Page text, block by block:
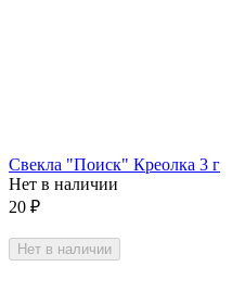
Свекла "Поиск" Креолка 3 г
Нет в наличии
20 ₽
Нет в наличии